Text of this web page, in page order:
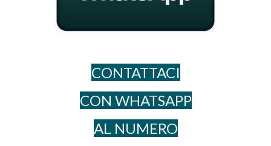
CONTATTACI
CON WHATSAPP
AL NUME​RO